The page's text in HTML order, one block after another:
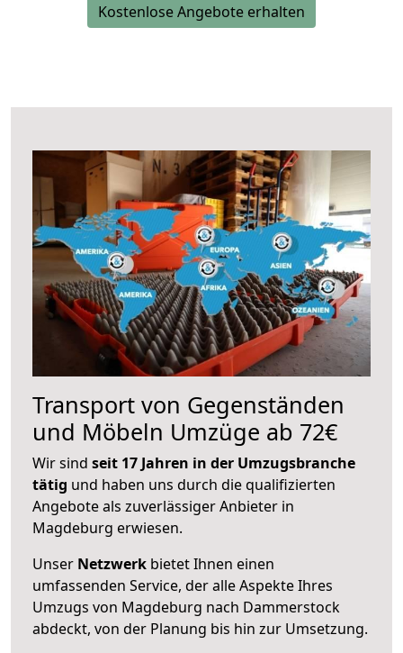
Kostenlose Angebote erhalten
Transport von Gegenständen
und Möbeln Umzüge ab 72€
Wir sind seit 17 Jahren in der Umzugsbranche
tätig und haben uns durch die qualifizierten
Angebote als zuverlässiger Anbieter in
Magdeburg erwiesen.
Unser Netzwerk bietet Ihnen einen
umfassenden Service, der alle Aspekte Ihres
Umzugs von Magdeburg nach Dammerstock
abdeckt, von der Planung bis hin zur Umsetzung.